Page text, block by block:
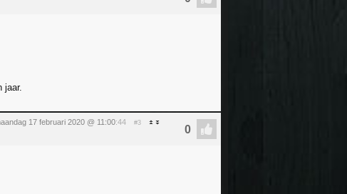
jaar.
17 februari 2020 @ 11:00:44 #3